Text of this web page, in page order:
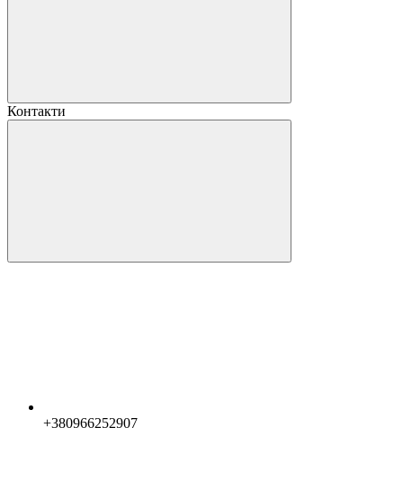
Контакти
+380966252907